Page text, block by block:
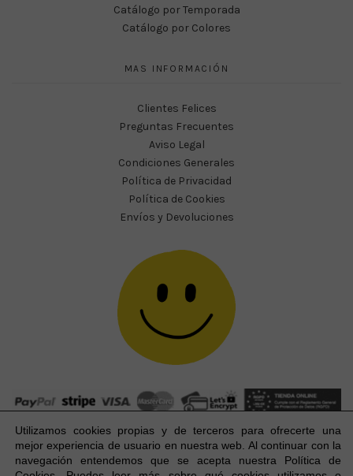
Catálogo por Temporada
Catálogo por Colores
MAS INFORMACIÓN
Clientes Felices
Preguntas Frecuentes
Aviso Legal
Condiciones Generales
Política de Privacidad
Política de Cookies
Envíos y Devoluciones
Utilizamos cookies propias y de terceros para ofrecerte una
mejor experiencia de usuario en nuestra web. Al continuar con la
navegación entendemos que se acepta nuestra Política de